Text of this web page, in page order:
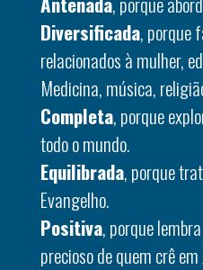
Diversificada, porque
relacionados à mulher,
Medicina, música,
Completa, porque
todo o mundo.
Equilibrada, porque
Evangelho.
Positiva, porque
precioso de quem crê